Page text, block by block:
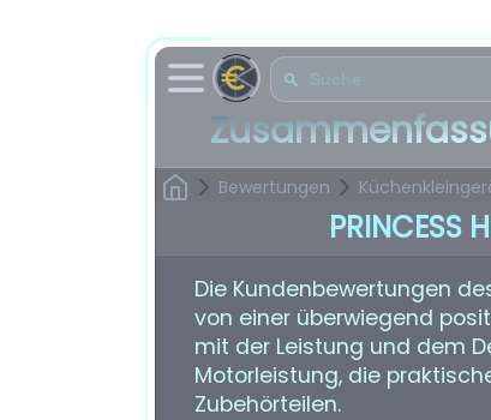
Bewertungen
Die Kundenbewertungen
von einer überwiegend
mit der Leistung und dem
Motorleistung, die
Zubehörteilen.